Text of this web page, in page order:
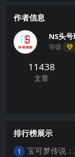
作者信息
NS头
等级
11438
文章
排行榜展示
1 宝可梦传说